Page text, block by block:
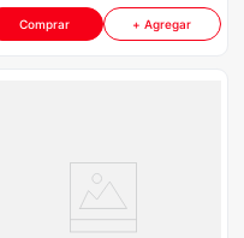
Comprar + Agregar